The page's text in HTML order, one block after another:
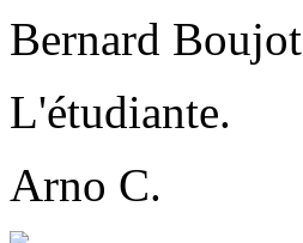
Bernard Boujot
L'étudiante.
Arno C.